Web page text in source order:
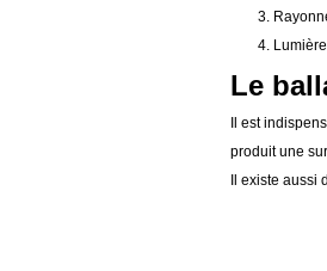
Le
Il est
produit une
Il existe